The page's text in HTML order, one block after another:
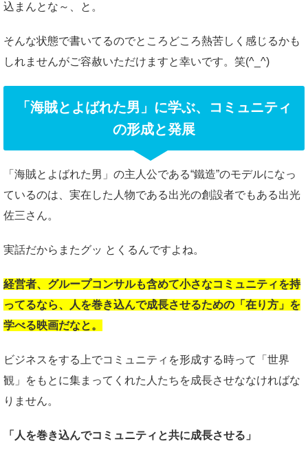
込まんとな～、と。
そんな状態で書いてるのでところどころ熱苦しく感じるかも
しれませんがご容赦いただけますと幸いです。笑(^_^)
「海賊とよばれた男」に学ぶ、コミュニティ
の形成と発展
「海賊とよばれた男」の主人公である“鐵造”のモデルになっ
ているのは、実在した人物である出光の創設者でもある出光
佐三さん。
実話だからまたグッ とくるんですよね。
経営者、グループコンサルも含めて小さなコミュニティを持
ってるなら、
人を巻き込んで成長させるための 「在り方」を
学べる映画だなと。
ビジネスをする上でコミュニティを形成する時って「世界
観」をもとに集まってくれた人たちを成長させななければな
りません。
「人を巻き込んでコミュニティと共に成長させる」